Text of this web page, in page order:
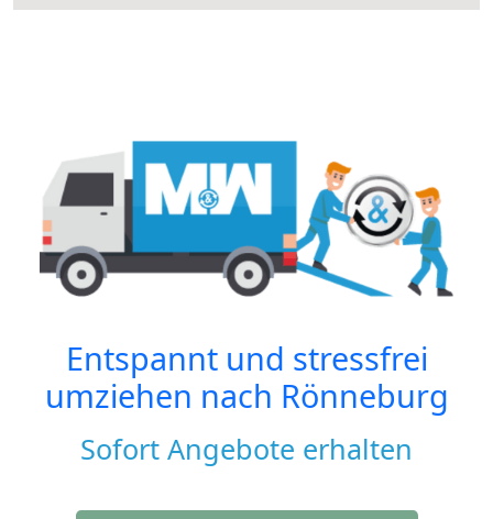
Entspannt und stressfrei
umziehen nach Rönneburg
Sofort Angebote erhalten